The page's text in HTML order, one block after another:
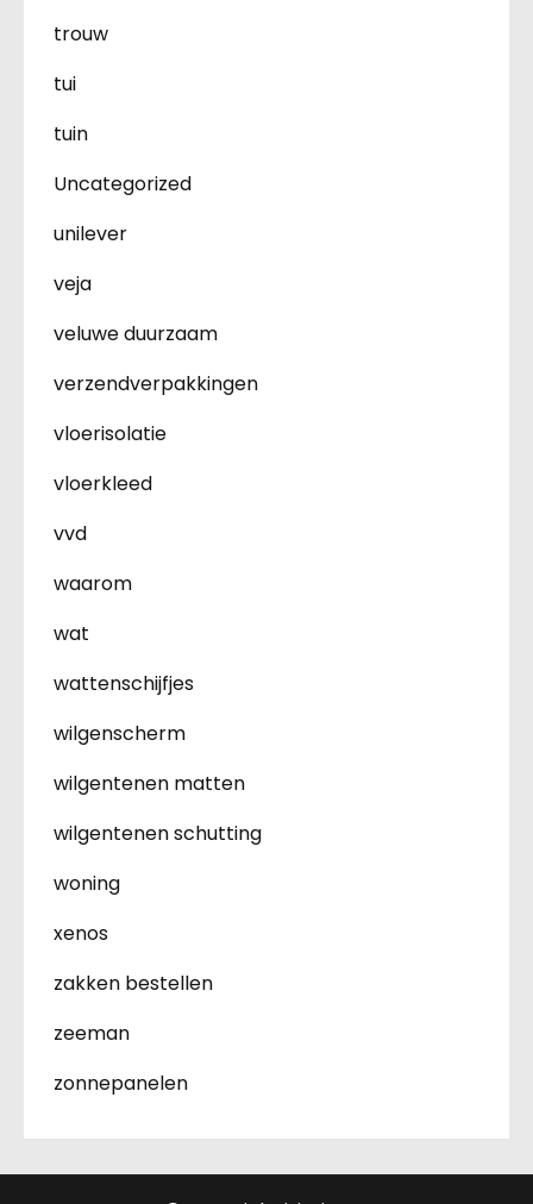
trouw
tui
tuin
Uncategorized
unilever
veja
veluwe duurzaam
verzendverpakkingen
vloerisolatie
vloerkleed
vvd
waarom
wat
wattenschijfjes
wilgenscherm
wilgentenen matten
wilgentenen schutting
woning
xenos
zakken bestellen
zeeman
zonnepanelen